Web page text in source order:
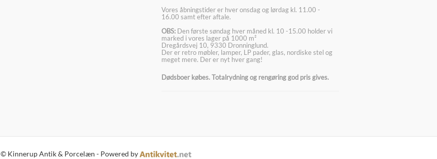
Vores åbningstider er hver onsdag og lørdag kl. 11.00 -
16.00 samt efter aftale.
OBS: Den første søndag hver måned kl. 10 -15.00 holder vi
marked i vores lager på 1000 m²
Dregårdsvej 10, 9330 Dronninglund.
Der er retro møbler, lamper, LP pader, glas, nordiske stel og
meget mere. Der er nyt hver gang!
Dødsboer købes. Totalrydning og rengøring god pris gives.
© Kinnerup Antik & Porcelæn - Powered by